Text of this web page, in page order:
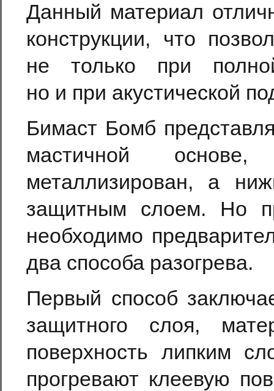
Данный материал
конструкции, что
не только при
но и при акустической
Бимаст Бомб
мастичной
металлизирован, а
защитным слоем. Но
необходимо
два способа разогрева.
Первый способ
защитного слоя,
поверхность липким
прогревают клеевую